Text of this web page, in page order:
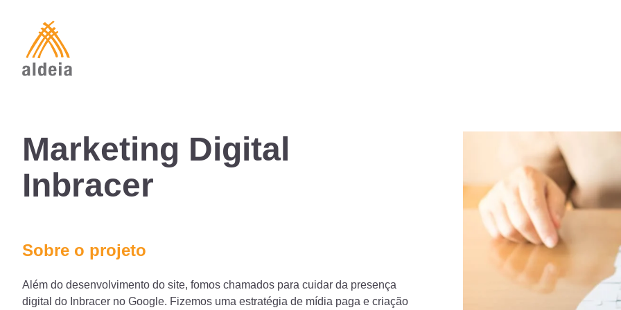
content
Marketing Digital
Inbracer
Sobre o projeto
Além do desenvolvimento do site, fomos chamados para cuidar da presença
digital do Inbracer no Google. Fizemos uma estratégia de mídia paga e criação